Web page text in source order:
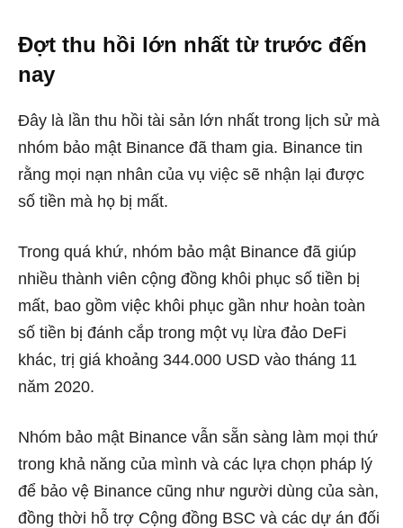
Đợt thu hồi lớn nhất từ ​​trước đến
nay
Đây là lần thu hồi tài sản lớn nhất trong lịch sử mà
nhóm bảo mật Binance đã tham gia. Binance tin
rằng mọi nạn nhân của vụ việc sẽ nhận lại được
số tiền mà họ bị mất.
Trong quá khứ, nhóm bảo mật Binance đã giúp
nhiều thành viên cộng đồng khôi phục số tiền bị
mất, bao gồm việc khôi phục gần như hoàn toàn
số tiền bị đánh cắp trong một vụ lừa đảo DeFi
khác, trị giá khoảng 344.000 USD vào tháng 11
năm 2020.
Nhóm bảo mật Binance vẫn sẵn sàng làm mọi thứ
trong khả năng của mình và các lựa chọn pháp lý
để bảo vệ Binance cũng như người dùng của sàn,
đồng thời hỗ trợ Cộng đồng BSC và các dự án đối